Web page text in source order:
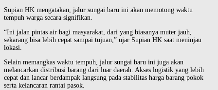
Supian HK mengatakan, jalur sungai baru ini akan memotong waktu
tempuh warga secara signifikan.
“Ini jalan pintas air bagi masyarakat, dari yang biasanya muter jauh,
sekarang bisa lebih cepat sampai tujuan,” ujar Supian HK saat meninjau
lokasi.
Selain memangkas waktu tempuh, jalur sungai baru ini juga akan
melancarkan distribusi barang dari luar daerah. Akses logistik yang lebih
cepat dan lancar berdampak langsung pada stabilitas harga barang pokok
serta kelancaran rantai pasok.